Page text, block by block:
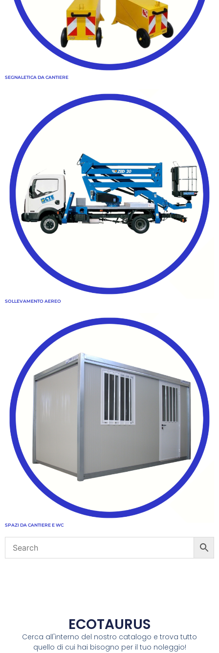
SEGNALETICA DA CANTIERE
SOLLEVAMENTO AEREO
SPAZI DA CANTIERE E WC
ECOTAURUS
Cerca all'interno del nostro catalogo e trova tutto
quello di cui hai bisogno per il tuo noleggio!